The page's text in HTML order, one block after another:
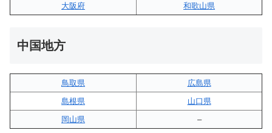
大阪府
和歌山県
中国地方
鳥取県
広島県
島根県
山口県
岡山県
–